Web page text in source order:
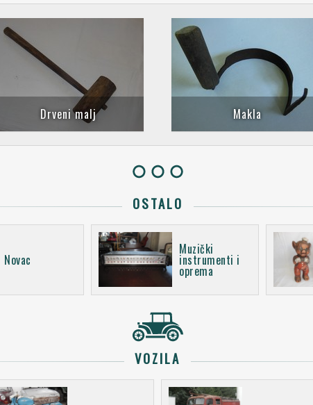
Drveni malj Makla
OSTALO
Novac
Muzički
instrumenti i
oprema
VOZILA